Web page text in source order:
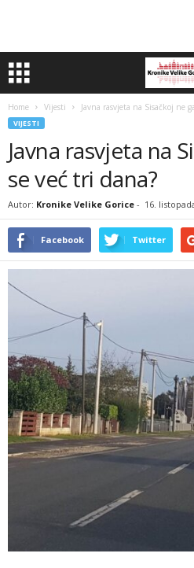
Home Vijesti Javna rasvjeta na Sisačkoj ne
VIJESTI
Javna rasvjeta na
se već tri dana?
Autor: Kronike Velike Gorice - 16.
Facebook Twitter